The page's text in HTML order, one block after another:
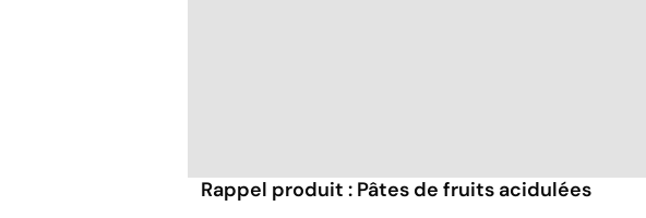
Rappel produit : Pâtes de fruits acidulées